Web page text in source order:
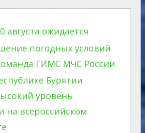
августа ожидается
погодных условий
ГИМС МЧС России
Бурятии
уровень
на всероссийском